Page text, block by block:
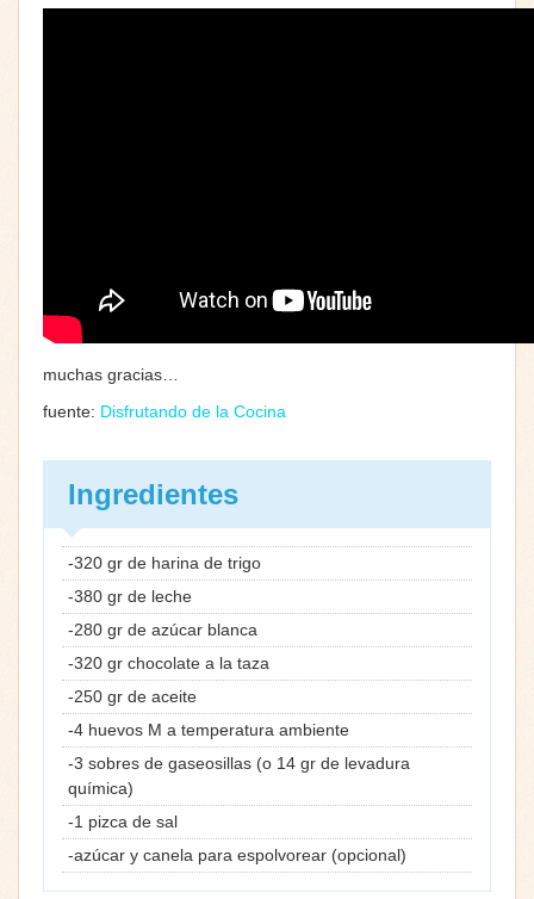
muchas gracias…
fuente: Disfrutando de la Cocina
Ingredientes
-320 gr de harina de trigo
-380 gr de leche
-280 gr de azúcar blanca
-320 gr chocolate a la taza
-250 gr de aceite
-4 huevos M a temperatura ambiente
-3 sobres de gaseosillas (o 14 gr de levadura
química)
-1 pizca de sal
-azúcar y canela para espolvorear (opcional)